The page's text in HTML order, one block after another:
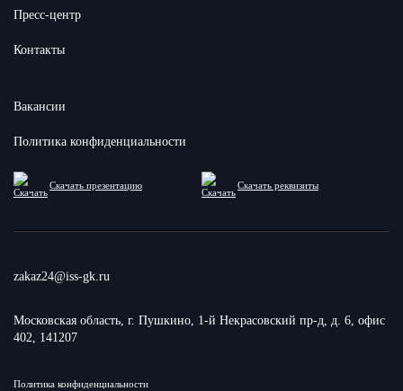
Пресс-центр
Контакты
Вакансии
Политика конфиденциальности
Скачать презентацию Скачать реквизиты
zakaz24@iss-gk.ru
Московская область, г. Пушкино, 1-й Некрасовский пр-д, д. 6, офис
402, 141207
Политика конфиденциальности